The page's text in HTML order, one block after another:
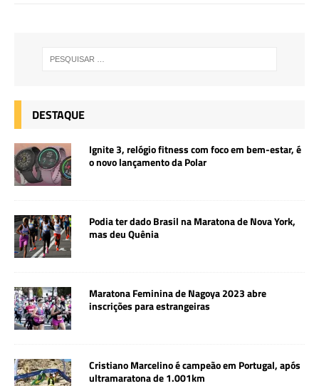
DESTAQUE
Ignite 3, relógio fitness com foco em bem-estar, é
o novo lançamento da Polar
Podia ter dado Brasil na Maratona de Nova York,
mas deu Quênia
Maratona Feminina de Nagoya 2023 abre
inscrições para estrangeiras
Cristiano Marcelino é campeão em Portugal, após
ultramaratona de 1.001km